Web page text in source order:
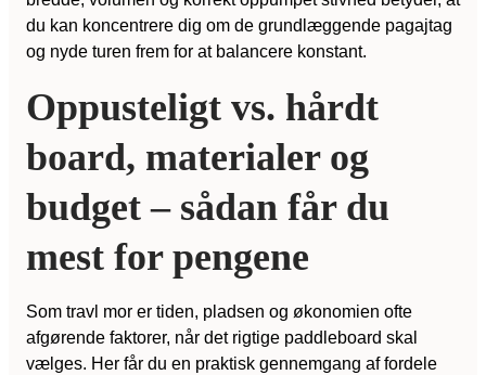
du kan koncentrere dig om de grund­læggende pagajtag
og nyde turen frem for at balancere konstant.
Oppusteligt vs. hårdt
board, materialer og
budget – sådan får du
mest for pengene
Som travl mor er tiden, pladsen og økonomien ofte
afgørende faktorer, når det rigtige paddleboard skal
vælges. Her får du en praktisk gennemgang af fordele